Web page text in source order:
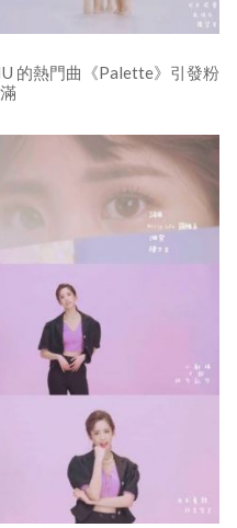
的熱門曲《Palette》引發粉